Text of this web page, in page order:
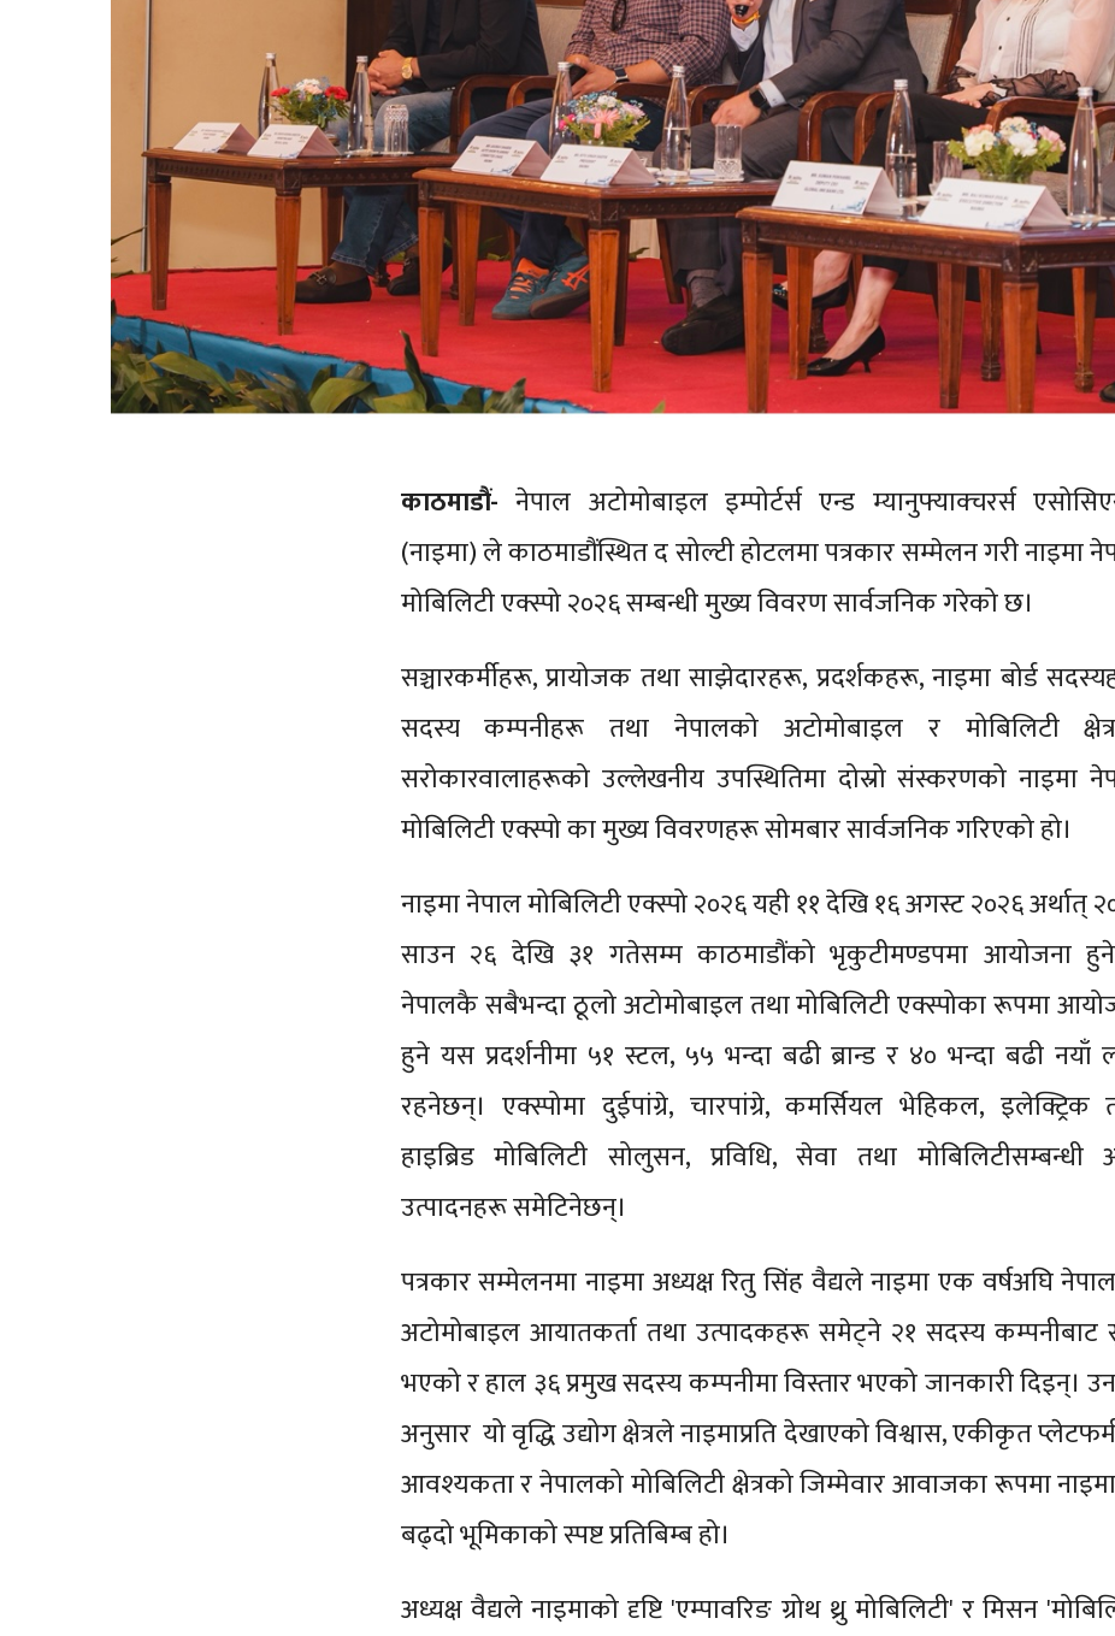
काठमाडौं-नेपाल अटोमोबाइल इम्पोर्टर्स एन्ड म्यानुफ्याक्चरर्स
(नाइमा) ले काठमाडौंस्थित द सोल्टी होटलमा पत्रकार सम्मेलन गरी नाइमा
मोबिलिटी एक्स्पो २०२६ सम्बन्धी मुख्य विवरण सार्वजनिक गरेको छ।
सञ्चारकर्मीहरू, प्रायोजक तथा साझेदारहरू, प्रदर्शकहरू, नाइमा बोर्ड
सदस्य कम्पनीहरू तथा नेपालको अटोमोबाइल र मोबिलिटी
सरोकारवालाहरूको उल्लेखनीय उपस्थितिमा दोस्रो संस्करणको नाइमा
मोबिलिटी एक्स्पो का मुख्य विवरणहरू सोमबार सार्वजनिक गरिएको हो।
नाइमा नेपाल मोबिलिटी एक्स्पो २०२६ यही ११ देखि १६ अगस्ट २०२६ अर्थात्
साउन २६ देखि ३१ गतेसम्म काठमाडौंको भृकुटीमण्डपमा आयोजना
नेपालकै सबैभन्दा ठूलो अटोमोबाइल तथा मोबिलिटी एक्स्पोका रूपमा
हुने यस प्रदर्शनीमा ५१ स्टल, ५५ भन्दा बढी ब्रान्ड र ४० भन्दा बढी नयाँ
रहनेछन्। एक्स्पोमा दुईपांग्रे, चारपांग्रे, कमर्सियल भेहिकल, इलेक्ट्रिक
हाइब्रिड मोबिलिटी सोलुसन, प्रविधि, सेवा तथा मोबिलिटीसम्बन्धी
उत्पादनहरू समेटिनेछन्।
पत्रकार सम्मेलनमा नाइमा अध्यक्ष रितु सिंह वैद्यले नाइमा एक वर्षअघि
अटोमोबाइल आयातकर्ता तथा उत्पादकहरू समेट्ने २१ सदस्य
भएको र हाल ३६ प्रमुख सदस्य कम्पनीमा विस्तार भएको जानकारी दिइन्।
अनुसार यो वृद्धि उद्योग क्षेत्रले नाइमाप्रति देखाएको विश्वास, एकीकृत
आवश्यकता र नेपालको मोबिलिटी क्षेत्रको जिम्मेवार आवाजका रूपमा
बढ्दो भूमिकाको स्पष्ट प्रतिबिम्ब हो।
अध्यक्ष वैद्यले नाइमाको दृष्टि 'एम्पावरिङ ग्रोथ थ्रु मोबिलिटी' र मिसन